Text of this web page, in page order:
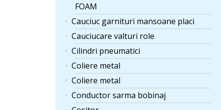
FOAM
Cauciuc garnituri mansoane placi
Cauciucare valturi role
Cilindri pneumatici
Coliere metal
Coliere metal
Conductor sarma bobinaj